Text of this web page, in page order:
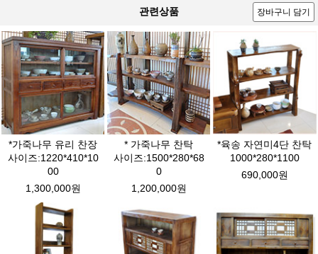
관련상품 장바구니 담기
*가죽나무 유리 찬장
사이즈:1220*410*10
00
1,300,000원
* 가죽나무 찬탁
사이즈:1500*280*68
0
1,200,000원
*육송 자연미4단 찬탁
1000*280*1100
690,000원